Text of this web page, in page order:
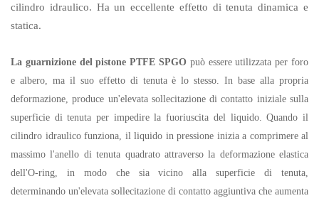
cilindro idraulico. Ha un eccellente effetto di tenuta dinamica e
statica.
La guarnizione del pistone PTFE SPGO può essere utilizzata per foro
e albero, ma il suo effetto di tenuta è lo stesso. In base alla propria
deformazione, produce un'elevata sollecitazione di contatto iniziale sulla
superficie di tenuta per impedire la fuoriuscita del liquido. Quando il
cilindro idraulico funziona, il liquido in pressione inizia a comprimere al
massimo l'anello di tenuta quadrato attraverso la deformazione elastica
dell'O-ring, in modo che sia vicino alla superficie di tenuta,
determinando un'elevata sollecitazione di contatto aggiuntiva che aumenta